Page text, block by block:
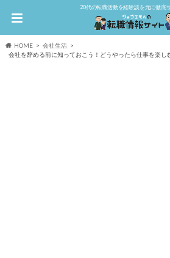
20代の転職活動を経験談を元に徹底
HOME
会社生活
会社を辞める前に知っておこう！どうやったら仕事を楽し